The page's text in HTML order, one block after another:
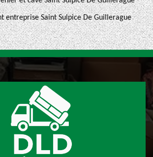
entreprise Saint Sulpice De Guillerague